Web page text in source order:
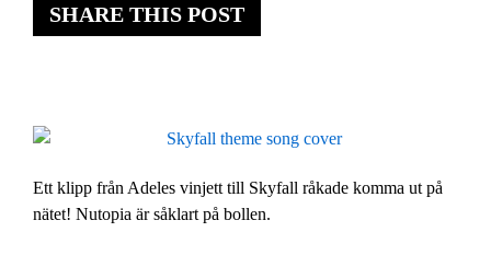
SHARE THIS POST
Ett klipp från Adeles vinjett till Skyfall råkade komma ut på
nätet! Nutopia är såklart på bollen.